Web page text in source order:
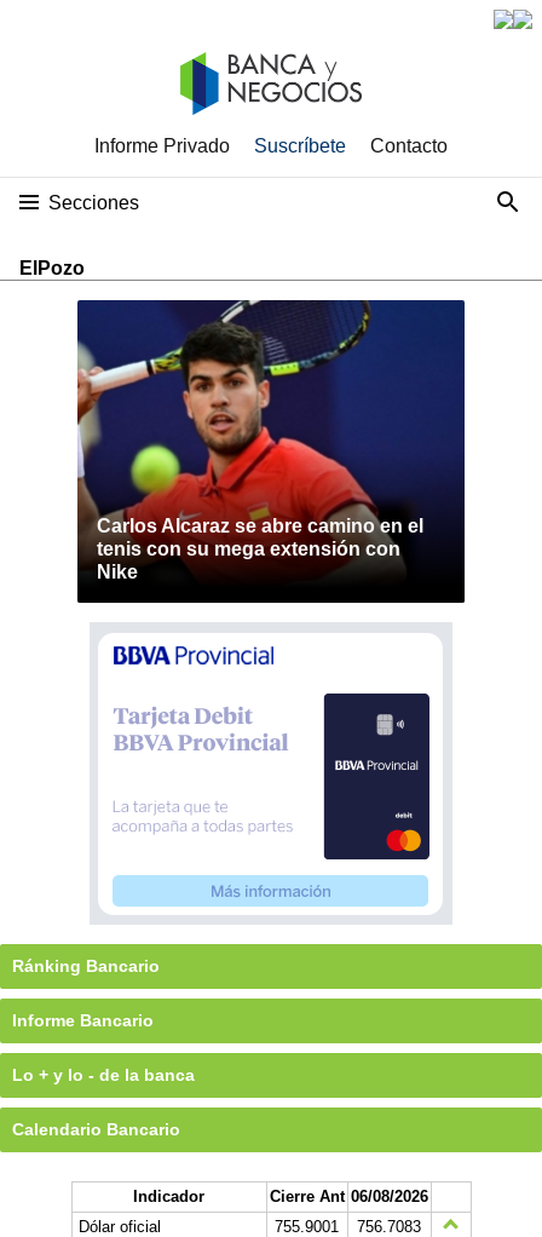
Informe Privado Suscríbete Contacto
Secciones
ElPozo
Carlos Alcaraz se abre camino en el
tenis con su mega extensión con
Nike
Ránking Bancario
Informe Bancario
Lo + y lo - de la banca
Calendario Bancario
Indicador Cierre Ant 06/08/2026
Dólar oficial
755.9001
756.7083